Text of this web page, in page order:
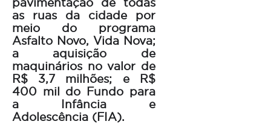
as ruas da cidade por
meio do programa
Asfalto Novo, Vida Nova;
a aquisição de
maquinários no valor de
R$ 3,7 milhões; e R$
400 mil do Fundo para
a Infância e
Adolescência (FIA).